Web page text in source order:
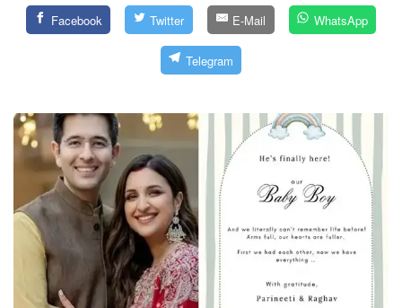
Facebook Twitter E-Mail WhatsApp
Telegram